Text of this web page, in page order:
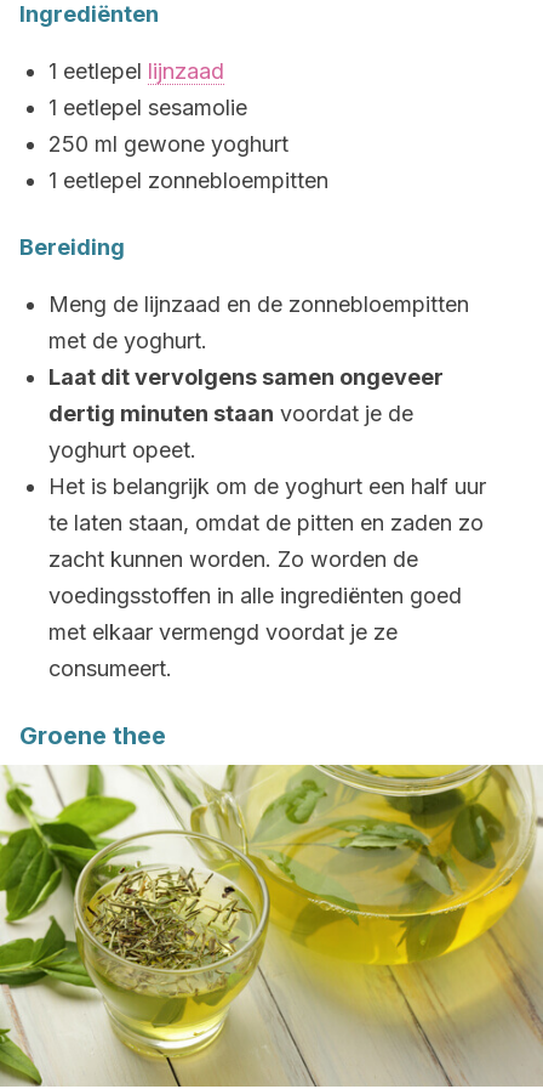
Ingrediënten
1 eetlepel lijnzaad
1 eetlepel sesamolie
250 ml gewone yoghurt
1 eetlepel zonnebloempitten
Bereiding
Meng de lijnzaad en de zonnebloempitten
met de yoghurt.
Laat dit vervolgens samen ongeveer
dertig minuten staan voordat je de
yoghurt opeet.
Het is belangrijk om de yoghurt een half uur
te laten staan, omdat de pitten en zaden zo
zacht kunnen worden. Zo worden de
voedingsstoffen in alle ingrediënten goed
met elkaar vermengd voordat je ze
consumeert.
Groene thee